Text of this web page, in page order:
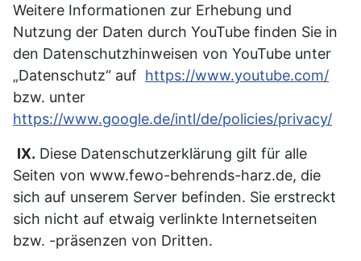
Weitere Informationen zur Erhebung und
Nutzung der Daten durch YouTube finden Sie in
den Datenschutzhinweisen von YouTube unter
„Datenschutz“ auf https://www.youtube.com/
bzw. unter
https://www.google.de/intl/de/policies/privacy/
IX. Diese Datenschutzerklärung gilt für alle
Seiten von www.fewo-behrends-harz.de, die
sich auf unserem Server befinden. Sie erstreckt
sich nicht auf etwaig verlinkte Internetseiten
bzw. -präsenzen von Dritten.